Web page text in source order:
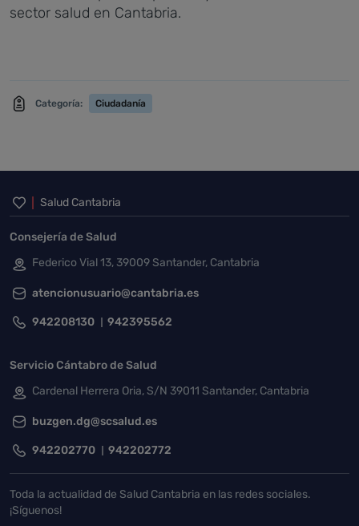
sector salud en Cantabria.
Categoría: Ciudadanía
Inicio del pie de página
Salud Cantabria
Consejería de Salud
Federico Vial 13, 39009 Santander, Cantabria
atencionusuario@cantabria.es
942208130 942395562
Servicio Cántabro de Salud
Cardenal Herrera Oria, S/N 39011 Santander, Cantabria
buzgen.dg@scsalud.es
942202770 942202772
Toda la actualidad de Salud Cantabria en las redes sociales.
¡Síguenos!